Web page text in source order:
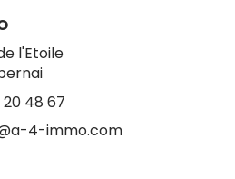
l'Etoile
20 48 67
4-immo.com